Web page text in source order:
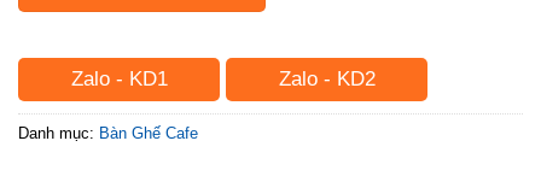
Zalo - KD1 Zalo - KD2
Danh mục: Bàn Ghế Cafe